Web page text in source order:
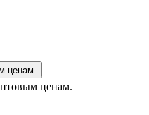
ценам.